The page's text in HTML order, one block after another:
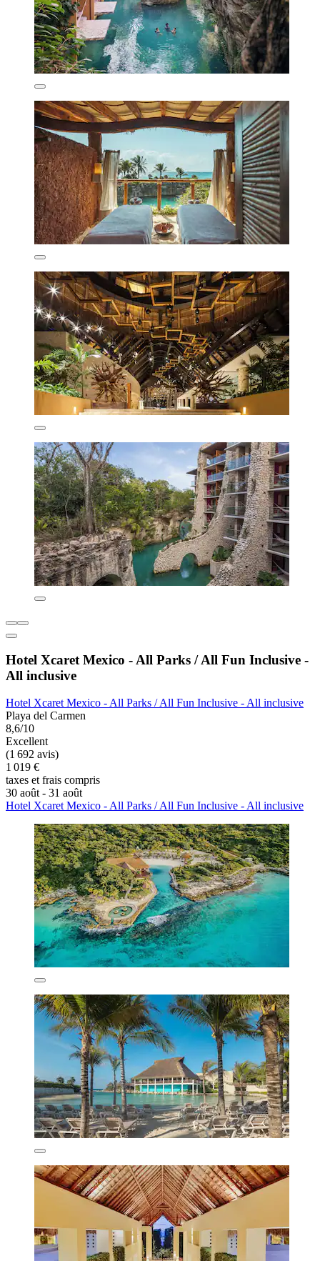
Hotel Xcaret Mexico - All Parks / All Fun Inclusive -
All inclusive
Hotel Xcaret Mexico - All Parks / All Fun Inclusive - All inclusive
Playa del Carmen
8,6/10
Excellent
(1 692 avis)
1 019 €
taxes et frais compris
30 août - 31 août
Hotel Xcaret Mexico - All Parks / All Fun Inclusive - All inclusive